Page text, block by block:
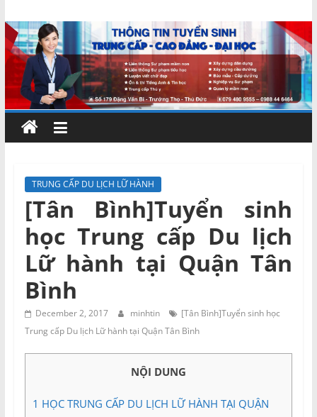
to
content
Chứng
chỉ
ngắn
hạn
–
MIENNAM
Education
Đào
và
Tư
vấn
TRUNG CẤP DU LỊCH LỮ HÀNH
[Tân Bình]Tuyển sinh
học Trung cấp Du lịch
Lữ hành tại Quận Tân
Bình
December 2, 2017 minhtin
[Tân Bình]Tuyển sinh học
Trung cấp Du lịch Lữ hành tại Quận Tân Bình
NỘI DUNG
1 HỌC TRUNG CẤP DU LỊCH LỮ HÀNH TẠI QUẬN